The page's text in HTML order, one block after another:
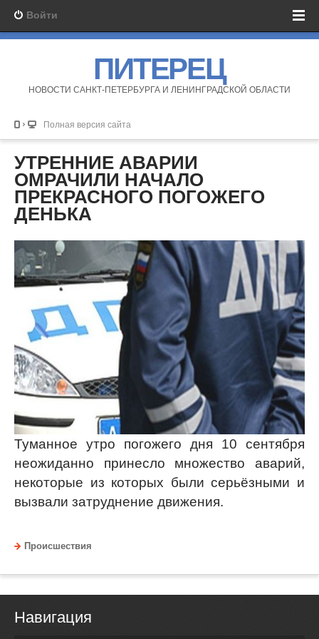
Войти
ПИТЕРЕЦ
НОВОСТИ САНКТ-ПЕТЕРБУРГА И ЛЕНИНГРАДСКОЙ ОБЛАСТИ
Полная версия сайта
УТРЕННИЕ АВАРИИ
ОМРАЧИЛИ НАЧАЛО
ПРЕКРАСНОГО ПОГОЖЕГО
ДЕНЬКА
Туманное утро погожего дня 10 сентября
неожиданно принесло множество аварий,
некоторые из которых были серьёзными и
вызвали затруднение движения.
Происшествия
Навигация